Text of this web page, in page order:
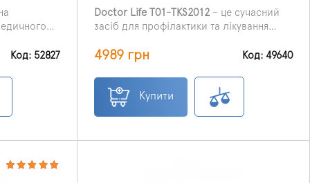
за
догляду.
Код: 52827
Doctor Life T01-TKS2012 – це сучасний
засіб для профілактики та лікування
перебувають у лежачому положенні.
удома, так і в стаціонарі,
рекомендований при захворюваннях
опорно-рухової та центральної нервової
4989 грн Код: 49640
Купити